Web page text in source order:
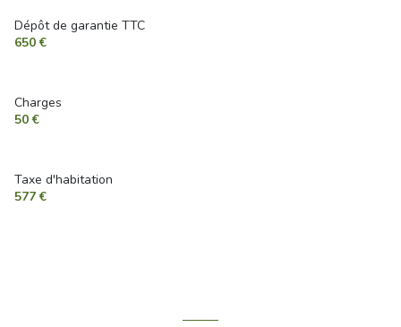
Dépôt de garantie TTC
650 €
Charges
50 €
Taxe d'habitation
577 €